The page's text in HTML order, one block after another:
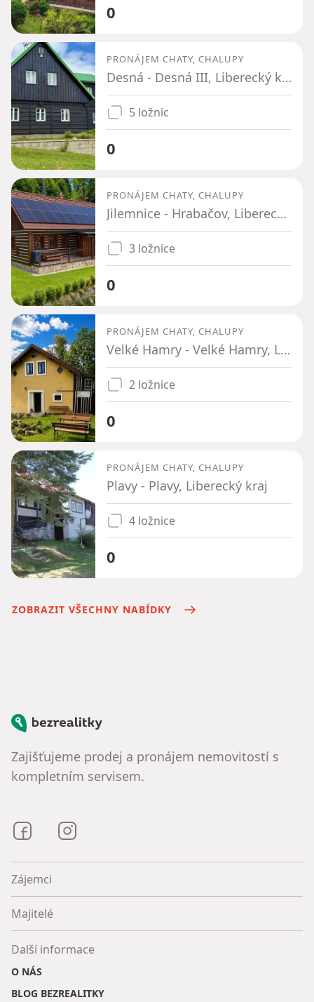
0
PRONÁJEM CHATY, CHALUPY
Desná - Desná III, Liberecký kraj
5 ložnic
0
PRONÁJEM CHATY, CHALUPY
Jilemnice - Hrabačov, Liberecký kraj
3 ložnice
0
PRONÁJEM CHATY, CHALUPY
Velké Hamry - Velké Hamry, Liberecký kraj
2 ložnice
0
PRONÁJEM CHATY, CHALUPY
Plavy - Plavy, Liberecký kraj
4 ložnice
0
ZOBRAZIT VŠECHNY NABÍDKY
Bezrealitky
Zajišťujeme prodej a pronájem nemovitostí s
kompletním servisem.
Bezrealitky na Facebooku
Zájemci
Majitelé
Další informace
O NÁS
BLOG BEZREALITKY